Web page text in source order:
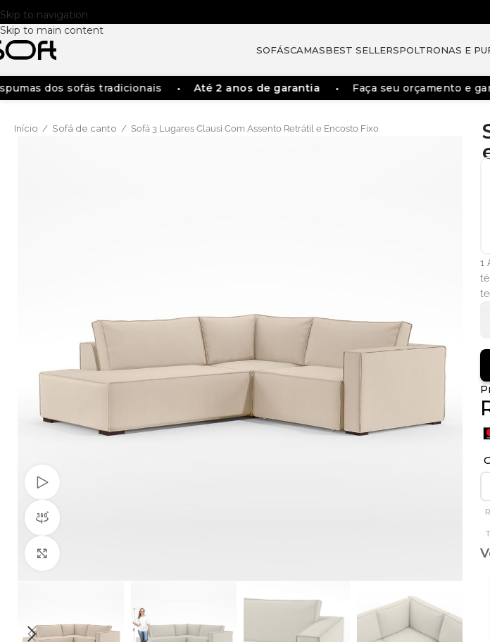
Skip to navigation
Skip to main content
SOFÁSCAMASBEST SELLERSPOLTRONAS E
dos sofás tradicionais Até 2 anos de garantia Faça seu orçamento e
Início / Sofá de canto / Sofá 3 Lugares Clausi Com Assento Retrátil e Encosto Fixo
1